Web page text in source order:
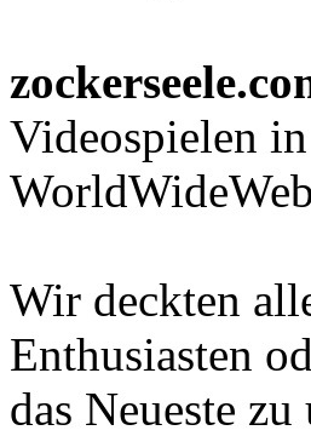
Videospielen
Wir deckten
Enthusiasten
das Neueste